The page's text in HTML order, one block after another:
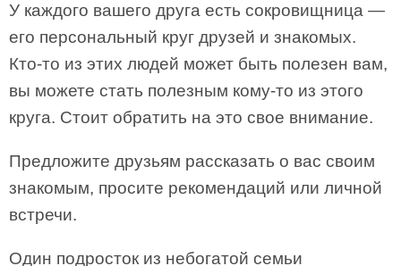
У каждого вашего друга есть сокровищница —
его персональный круг друзей и знакомых.
Кто-то из этих людей может быть полезен вам,
вы можете стать полезным кому-то из этого
круга. Стоит обратить на это свое внимание.
Предложите друзьям рассказать о вас своим
знакомым, просите рекомендаций или личной
встречи.
Один подросток из небогатой семьи